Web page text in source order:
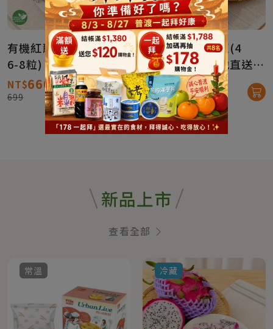
有機紅龍果-混色(4台斤
6-8粒)【產地直送免
運】
NT$660
699
有機紅龍果-粉紅(4
斤/6-8粒)【產地直送免
運】
NT$660
699
新品上市
查看全部
常溫 冷藏